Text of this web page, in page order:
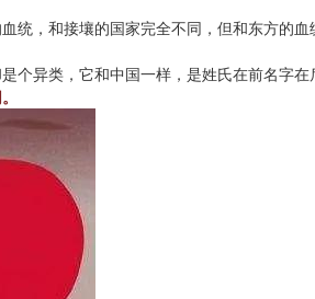
统，和接壤的国家完全不同，但和东方的血
个异类，它和中国一样，是姓氏在前名字在